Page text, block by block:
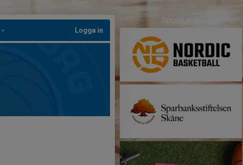
Logga in
Sponsorer